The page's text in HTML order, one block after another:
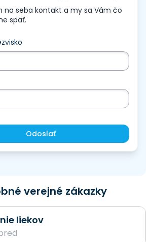
na seba kontakt a my sa Vám čo
späť.
Odoslať
verejné zákazky
liekov